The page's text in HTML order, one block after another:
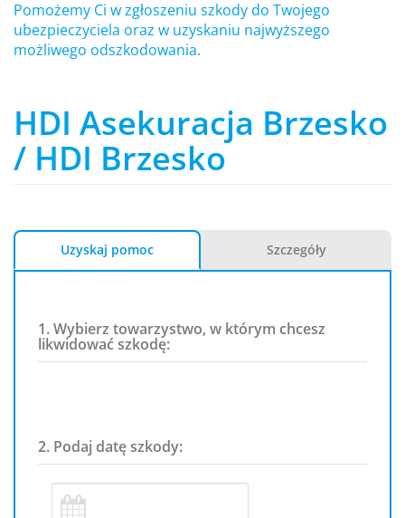
Pomożemy Ci w zgłoszeniu szkody do Twojego
ubezpieczyciela oraz w uzyskaniu najwyższego
możliwego odszkodowania.
HDI Asekuracja Brzesko
/ HDI Brzesko
Uzyskaj pomoc Szczegóły
1. Wybierz towarzystwo, w którym chcesz
likwidować szkodę:
2. Podaj datę szkody: